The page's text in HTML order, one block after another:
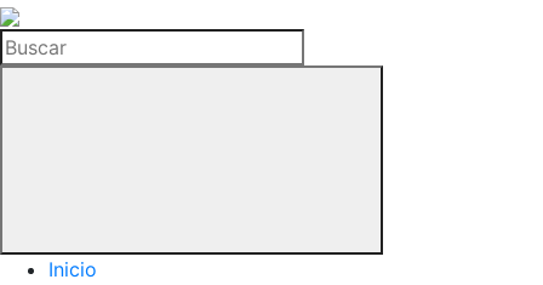
La
Hemeroteca
del
Buscar
Inicio